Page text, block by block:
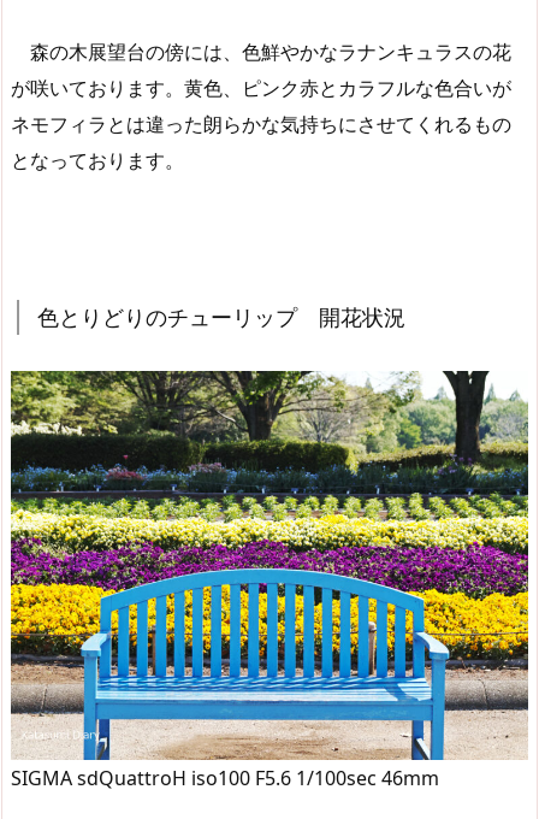
森の木展望台の傍には、色鮮やかなラナンキュラスの花
が咲いております。黄色、ピンク赤とカラフルな色合いが
ネモフィラとは違った朗らかな気持ちにさせてくれるもの
となっております。
色とりどりのチューリップ 開花状況
SIGMA sdQuattroH iso100 F5.6 1/100sec 46mm